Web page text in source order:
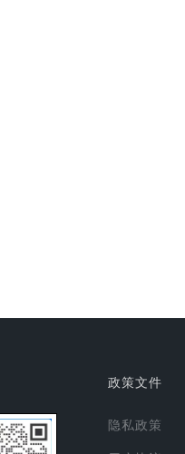
政策文件
隐私政策